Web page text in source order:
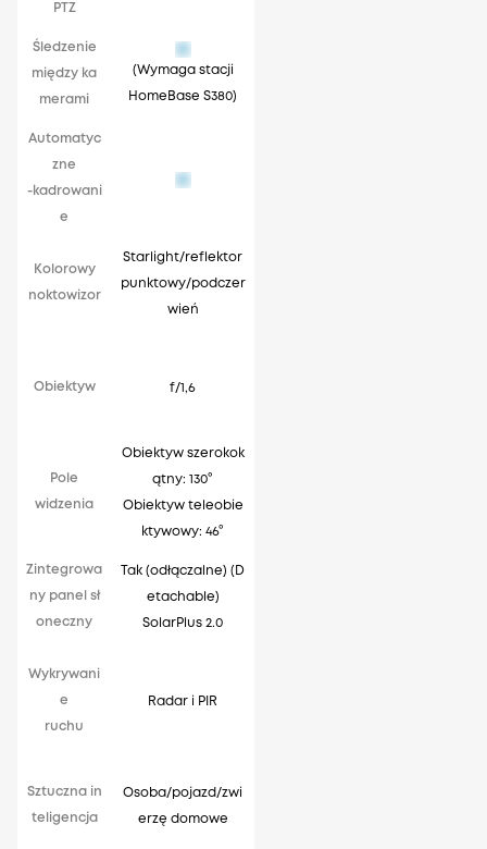
PTZ
Śledzenie
między ka
merami
Automatyc
zne
-kadrowani
e
Kolorowy
noktowizor
Obiektyw
Pole
widzenia
Zintegrowa
ny panel sł
oneczny
Wykrywani
e
ruchu
Sztuczna in
teligencja
(Wymaga stacji
HomeBase S380)
Starlight/reflektor
punktowy/podczer
wień
f/1,6
Obiektyw szerokok
ątny: 130°
Obiektyw teleobie
ktywowy: 46°
Tak (odłączalne) (D
etachable)
SolarPlus 2.0
Radar i PIR
Osoba/pojazd/zwi
erzę domowe